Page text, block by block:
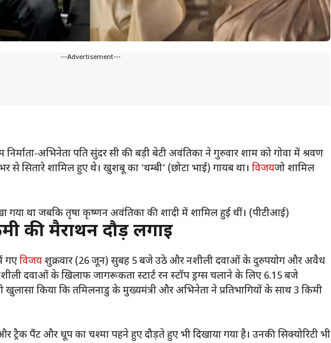
---Advertisement---
अभिनेता पति सुंदर सी की बड़ी बेटी अवंतिका ने गुरुवार शाम को गोवा में श्रवण
से सितारे शामिल हुए थे। खुशबू का ‘थम्बी’ (छोटा भाई) गायब था। विजयजो शामिल
गया था जबकि तृषा कृष्णन अवंतिका की शादी में शामिल हुई थीं। (पीटीआई)
की मैराथन दौड़ लगाई
गएविजय शुक्रवार (26 जून) सुबह 5 बजे उठे और नशीली दवाओं के दुरुपयोग और अवैध
दवाओं के खिलाफ जागरूकता स्टार्ट रन स्टॉप ड्रग्स चलाने के लिए 6.15 बजे
खुलासा किया कि तमिलनाडु के मुख्यमंत्री और अभिनेता ने प्रतिभागियों के साथ 3 किमी
ट्रैक पैंट और धूप का चश्मा पहने हुए दौड़ते हुए भी दिखाया गया है। उनकी सिक्योरिटी भी